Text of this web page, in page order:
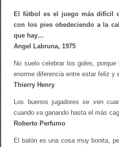
El fútbol es el juego más difícil
con los pies obedeciendo a la
que hay…
Angel Labruna, 1975
No suelo celebrar los goles,
enorme diferencia entre estar feliz y
Thierry Henry
Los buenos jugadores se ven
cuando va ganando hasta el más
Roberto Perfumo
El balón es una cosa muy bonita,